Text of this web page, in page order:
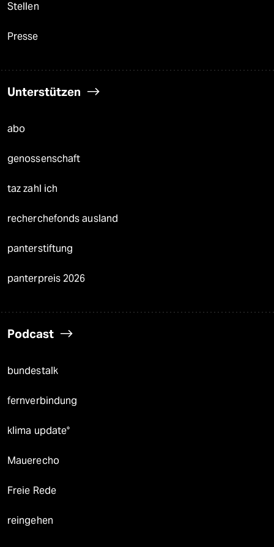
Stellen
Presse
Unterstützen
abo
genossenschaft
taz zahl ich
recherchefonds ausland
panterstiftung
panterpreis 2026
Podcast
bundestalk
fernverbindung
klima update°
Mauerecho
Freie Rede
reingehen